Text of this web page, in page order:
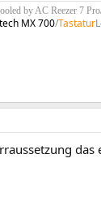
by AC Reezer 7
MX 700/Tastatur